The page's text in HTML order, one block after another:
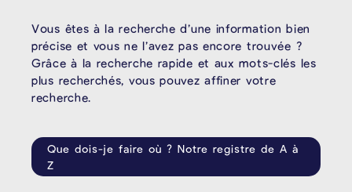
Vous êtes à la recherche d’une information bien
précise et vous ne l’avez pas encore trouvée ?
Grâce à la recherche rapide et aux mots-clés les
plus recherchés, vous pouvez affiner votre
recherche.
Que dois-je faire où ? Notre registre de A à
Z